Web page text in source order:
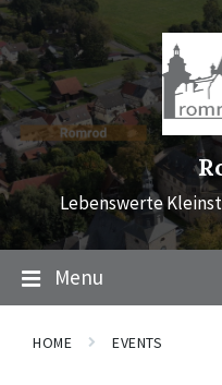
Skip
to
content
Skip
to
main
navigation
Skip
to
footer
Lebenswerte
Menu
HOME EVENTS